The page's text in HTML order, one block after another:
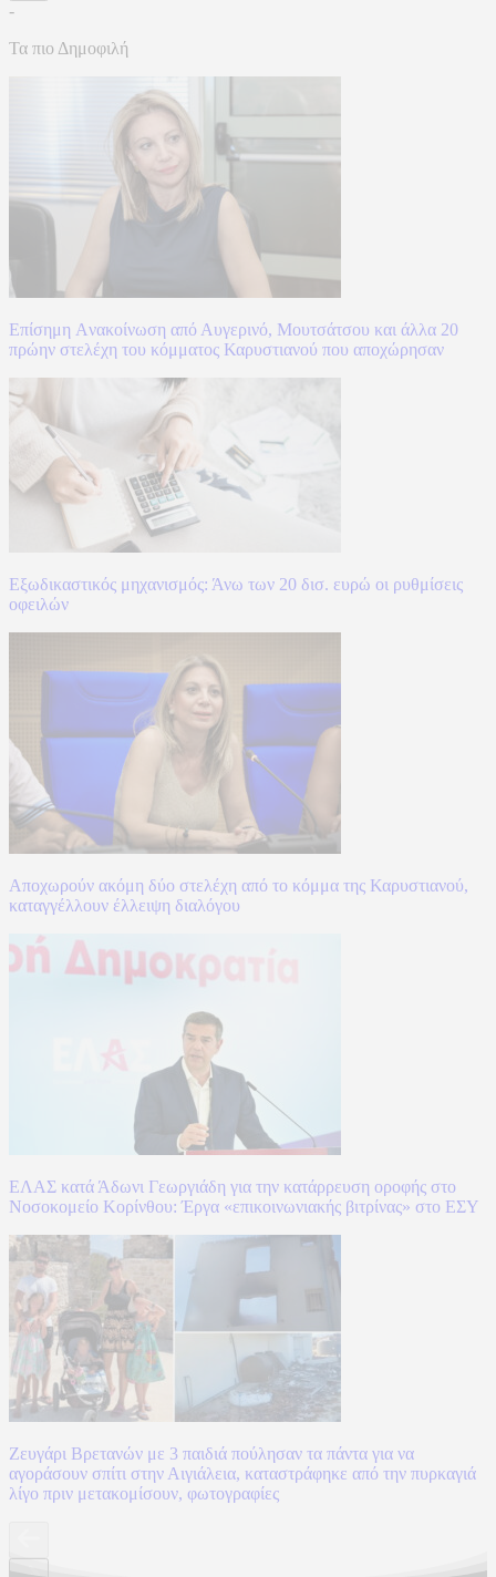
-
Τα πιο Δημοφιλή
Επίσημη Aνακοίνωση από Αυγερινό, Μουτσάτσου και άλλα 20
πρώην στελέχη του κόμματος Καρυστιανού που αποχώρησαν
Εξωδικαστικός μηχανισμός: Άνω των 20 δισ. ευρώ οι ρυθμίσεις
οφειλών
Αποχωρούν ακόμη δύο στελέχη από το κόμμα της Καρυστιανού,
καταγγέλλουν έλλειψη διαλόγου
ΕΛΑΣ κατά Άδωνι Γεωργιάδη για την κατάρρευση οροφής στο
Νοσοκομείο Κορίνθου: Έργα «επικοινωνιακής βιτρίνας» στο ΕΣΥ
Ζευγάρι Βρετανών με 3 παιδιά πούλησαν τα πάντα για να
αγοράσουν σπίτι στην Αιγιάλεια, καταστράφηκε από την πυρκαγιά
λίγο πριν μετακομίσουν, φωτογραφίες